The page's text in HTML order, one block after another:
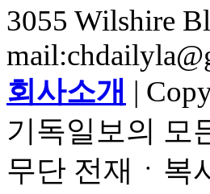
3055 Wilshire
회사소개 |
기독일보의 모
무단 전재ㆍ복